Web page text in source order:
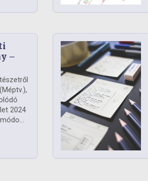
–
2024